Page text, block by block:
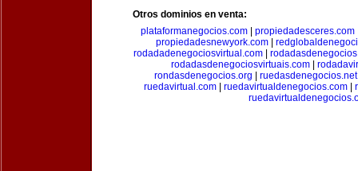
Otros dominios en venta:
plataformanegocios.com
propiedadesceres.com
propiedadesnewyork.com|
rodadadenegociosvirtual.com|
rodadasdenegociosvirtuais.com|
rondasdenegocios.org
ruedasdenegocios.net
ruedavirtual.com| ruedavirtualdenegocios.com|